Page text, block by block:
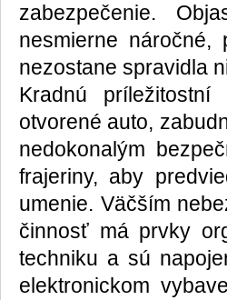
zabezpečenie.
nesmierne náročné,
nezostane spravidla
Kradnú
otvorené auto,
nedokonalým
frajeriny, aby
umenie. Väčším
činnosť má prvky
techniku a sú
elektronickom